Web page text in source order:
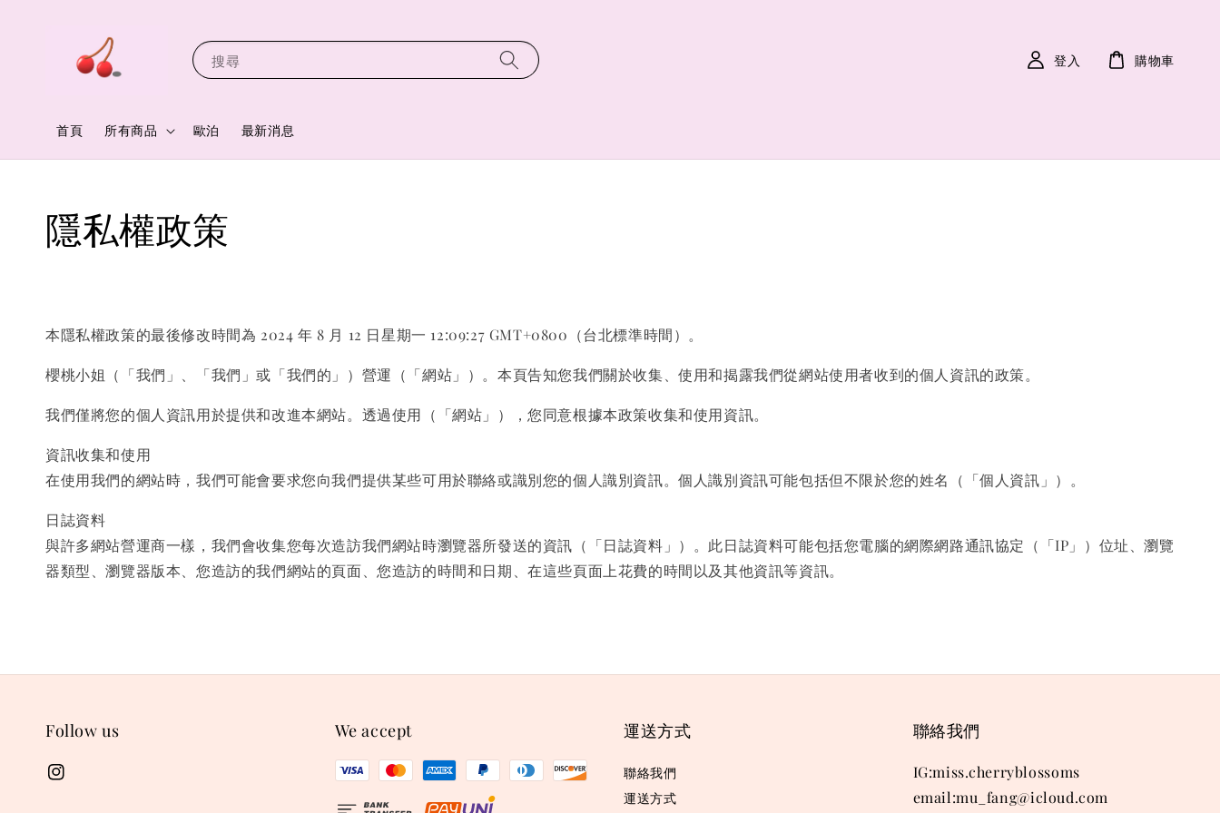
搜尋
首頁 所有商品 歐泊 最新消息
登入 購物車
隱私權政策
本隱私權政策的最後修改時間為 2024 年 8 月 12 日星期一 12:09:27 GMT+0800（台北標準時間）。
櫻桃小姐 （「我們」、「我們」或「我們的」）營運（「網站」）。本頁告知您我們關於收集、使用和揭露我們從網站使用者收到的個人資訊的政策。
我們僅將您的個人資訊用於提供和改進本網站。透過使用（「網站」），您同意根據本政策收集和使用資訊。
資訊收集和使用
在使用我們的網站時，我們可能會要求您向我們提供某些可用於聯絡或識別您的個人識別資訊。個人識別資訊可能包括但不限於您的姓名（「個人資訊」）。
日誌資料
與許多網站營運商一樣，我們會收集您每次造訪我們網站時瀏覽器所發送的資訊（「日誌資料」）。此日誌資料可能包括您電腦的網際網路通訊協定（「IP」）位址、瀏覽
器類型、瀏覽器版本、您造訪的我們網站的頁面、您造訪的時間和日期、在這些頁面上花費的時間以及其他資訊等資訊。
Follow us We accept 運送方式
聯絡我們
運送方式
聯絡我們
IG:miss.cherryblossoms
email:mu_fang@icloud.com